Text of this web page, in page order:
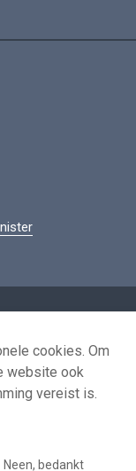
cookies. Om
website ook
vereist is.
Neen, bedankt